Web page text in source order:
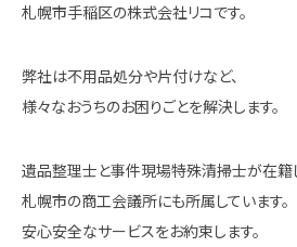
札幌市手稲区の株式会社リコです。
弊社は不用品処分や片付けなど、
様々なおうちのお困りごとを解決します。
遺品整理士と事件現場特殊清掃士が在籍し
札幌市の商工会議所にも所属しています。
安心安全なサービスをお約束します。